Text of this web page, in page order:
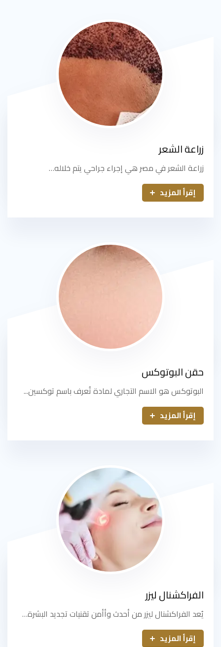
زراعة الشعر
زراعة الشعر في مصر هي إجراء جراحي يتم خلاله…
إقرأ المزيد
حقن البوتوكس
البوتوكس هو الاسم التجاري لمادة تُعرف باسم توكسين...
إقرأ المزيد
الفراكشنال ليزر
يُعد الفراكشنال ليزر من أحدث وأأمن تقنيات تجديد البشرة…
إقرأ المزيد